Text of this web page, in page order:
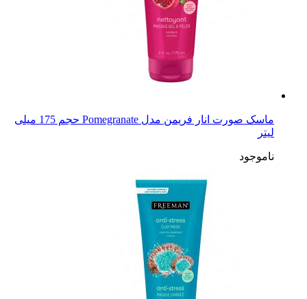
ماسک صورت انار فریمن مدل Pomegranate حجم 175 میلی
لیتر
ناموجود